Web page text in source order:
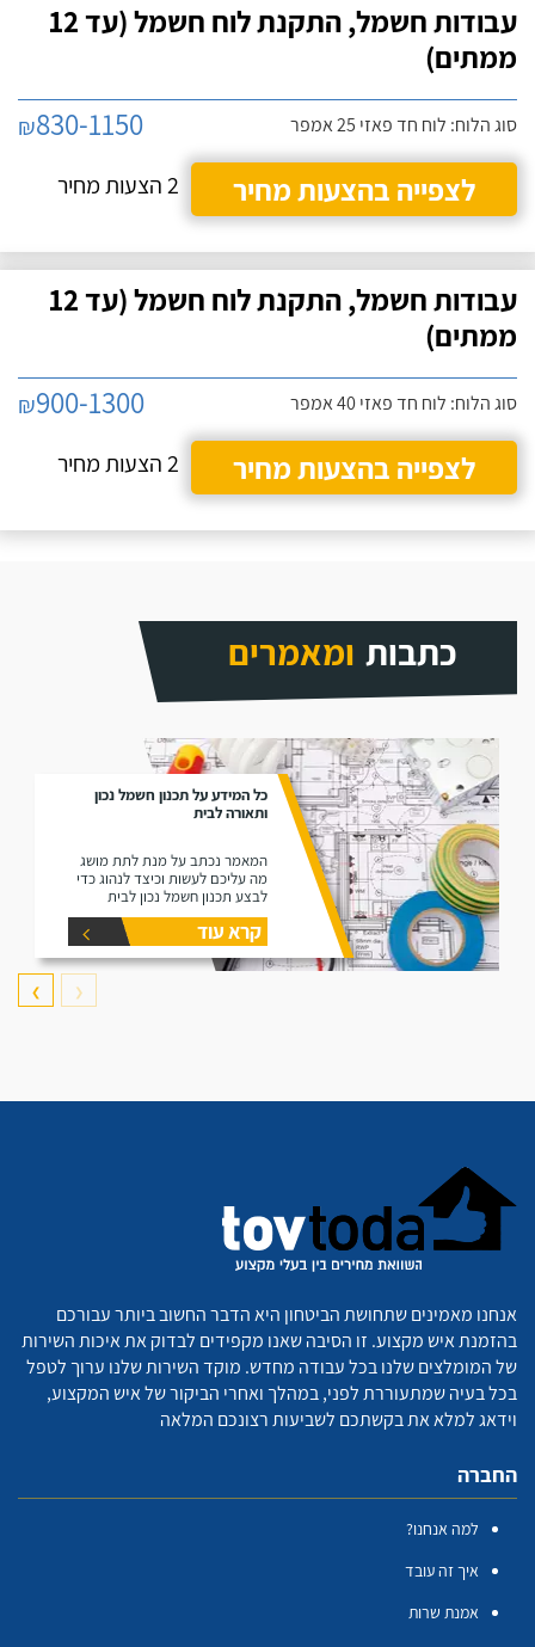
עבודות חשמל, התקנת לוח חשמל (עד 12
ממתים)
סוג הלוח: לוח חד פאזי 25 אמפר ₪830-1150
לצפייה בהצעות מחיר
2 הצעות מחיר
עבודות חשמל, התקנת לוח חשמל (עד 12
ממתים)
סוג הלוח: לוח חד פאזי 40 אמפר ₪900-1300
לצפייה בהצעות מחיר
2 הצעות מחיר
כתבות ומאמרים
כל המידע על תכנון חשמל נכון
ותאורה לבית
המאמר נכתב על מנת לתת מושג
מה עליכם לעשות וכיצד לנהוג כדי
לבצע תכנון חשמל נכון לבית
שלכם, לבחירת תאורה לפנים ולחוץ
וכדי שתכירו כמה שיותר מונחים
ומושגים בתחומים אלו.
קרא עוד
❮
❯
אנחנו מאמינים שתחושת הביטחון היא הדבר החשוב ביותר עבורכם
בהזמנת איש מקצוע. זו הסיבה שאנו מקפידים לבדוק את איכות השירות
של המומלצים שלנו בכל עבודה מחדש. מוקד השירות שלנו ערוך לטפל
בכל בעיה שמתעוררת לפני, במהלך ואחרי הביקור של איש המקצוע,
וידאג למלא את בקשתכם לשביעות רצונכם המלאה
החברה
למה אנחנו?
איך זה עובד
אמנת שרות